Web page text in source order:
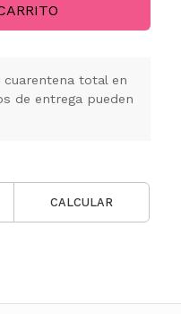
total en
de entrega pueden
CALCULAR